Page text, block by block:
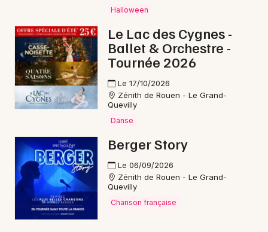
Mon email
Je m'abonne
Halloween
Le Lac des Cygnes -
Ballet & Orchestre -
Tournée 2026
Le 17/10/2026
Zénith de Rouen - Le Grand-
Quevilly
Danse
Berger Story
Le 06/09/2026
Zénith de Rouen - Le Grand-
Quevilly
Chanson française